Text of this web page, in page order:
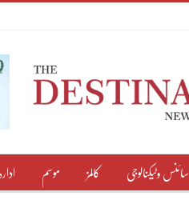
سائنس وٹیکنالوجی کالمز موسم ادارہ